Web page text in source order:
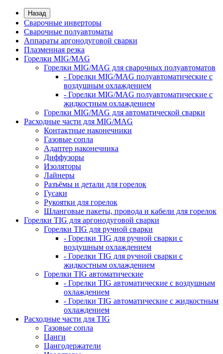
Назад
Сварочные инверторы
Сварочные полуавтоматы
Аппараты аргонодуговой сварки
Плазменная резка
Горелки MIG/MAG
Горелки MIG/MAG для сварочных полуавтоматов
- Горелки MIG/MAG полуавтоматические с
воздушным охлаждением
- Горелки MIG/MAG полуавтоматические с
жидкостным охлаждением
Горелки MIG/MAG для автоматической сварки
Расходные части для MIG/MAG
Контактные наконечники
Газовые сопла
Адаптер наконечника
Диффузоры
Изоляторы
Лайнеры
Разъёмы и детали для горелок
Гусаки
Рукоятки для горелок
Шланговые пакеты, провода и кабели для горелок
Горелки TIG для аргонодуговой сварки
Горелки TIG для ручной сварки
- Горелки TIG для ручной сварки с
воздушным охлаждением
- Горелки TIG для ручной сварки с
жидкостным охлаждением
Горелки TIG автоматические
- Горелки TIG автоматические с воздушным
охлаждением
- Горелки TIG автоматические с жидкостным
охлаждением
Расходные части для TIG
Газовые сопла
Цанги
Цангодержатели